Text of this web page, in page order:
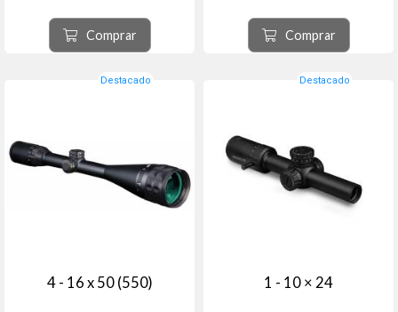
Con punto ILUMINADO en dos
colores rojo/azul
- Torretas regulables a mano.
- Impermeable y resistente a la
Comprar
Retí­culo: Mil Dot grabado e
Iluminado en dos colores
Campo visual á 100m: 18m á 2x •
7,3m á 6x
Longitud: 212mm
Comprar
Destacado
4 - 16 x 50 (550)
Destacado
1 - 10 × 24